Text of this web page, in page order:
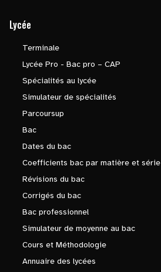
Lycée
Terminale
Lycée Pro - Bac pro – CAP
Spécialités au lycée
Simulateur de spécialités
Parcoursup
Bac
Dates du bac
Coefficients bac par matière et série
Révisions du bac
Corrigés du bac
Bac professionnel
Simulateur de moyenne au bac
Cours et Méthodologie
Annuaire des lycées